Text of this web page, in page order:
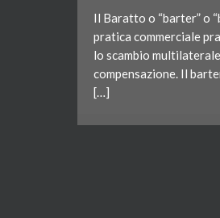
Il Baratto o “barter” o
pratica commerciale
lo scambio
compensazione. Il
[…]